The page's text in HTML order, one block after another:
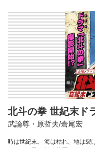
北斗の拳 世紀末ド
武論尊・原哲夫/倉尾宏
時は世紀末。 海は枯れ、地は裂